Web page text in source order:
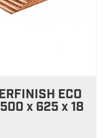
ECO
x 625 x 18